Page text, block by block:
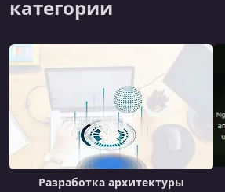
категории
Разработка архитектуры